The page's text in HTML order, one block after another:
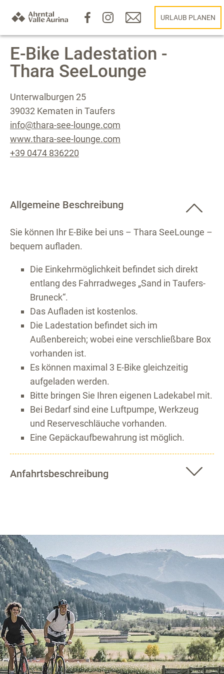
URLAUB PLANEN
E-Bike Ladestation -
Thara SeeLounge
Unterwalburgen 25
39032 Kematen in Taufers
info@thara-see-lounge.com
www.thara-see-lounge.com
+39 0474 836220
Allgemeine Beschreibung
Sie können Ihr E-Bike bei uns – Thara SeeLounge –
bequem aufladen.
Die Einkehrmöglichkeit befindet sich direkt
entlang des Fahrradweges „Sand in Taufers-
Bruneck“.
Das Aufladen ist kostenlos.
Die Ladestation befindet sich im
Außenbereich; wobei eine verschließbare Box
vorhanden ist.
Es können maximal 3 E-Bike gleichzeitig
aufgeladen werden.
Bitte bringen Sie Ihren eigenen Ladekabel mit.
Bei Bedarf sind eine Luftpumpe, Werkzeug
und Reserveschläuche vorhanden.
Eine Gepäckaufbewahrung ist möglich.
Anfahrtsbeschreibung